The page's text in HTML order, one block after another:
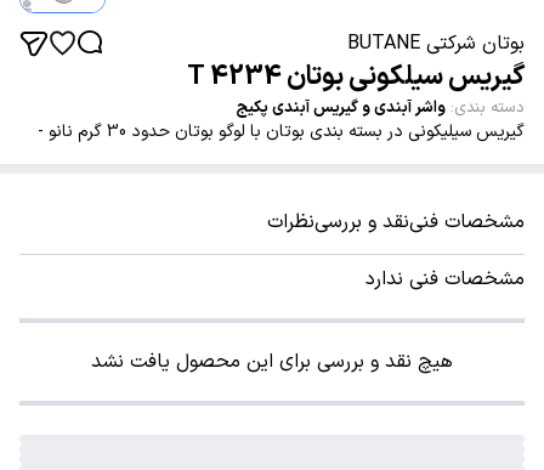
بوتان شرکتی BUTANE
گیریس سیلکونی بوتان 4234 T
دسته بندی: واشر آبندی و گیریس آبندی پکیج
گیریس سیلیکونی در بسته بندی بوتان با لوگو بوتان حدود 30 گرم نانو -
مشخصات فنینقد و بررسینظرات
مشخصات فنی ندارد
هیچ نقد و بررسی برای این محصول یافت نشد